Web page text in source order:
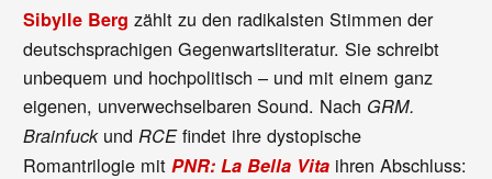
Sibylle Berg zählt zu den radikalsten Stimmen der
deutschsprachigen Gegenwartsliteratur. Sie schreibt
unbequem und hochpolitisch – und mit einem ganz
eigenen, unverwechselbaren Sound. Nach GRM.
Brainfuckund RCEfindet ihre dystopische
Romantrilogie mitPNR: La Bella Vita ihren Abschluss: